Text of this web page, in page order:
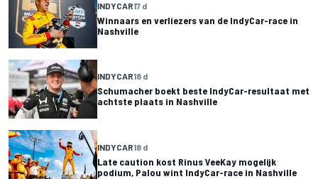
INDYCAR17 d
Winnaars en verliezers van de IndyCar-race in
Nashville
INDYCAR18 d
Schumacher boekt beste IndyCar-resultaat met
achtste plaats in Nashville
INDYCAR18 d
Late caution kost Rinus VeeKay mogelijk
podium, Palou wint IndyCar-race in Nashville